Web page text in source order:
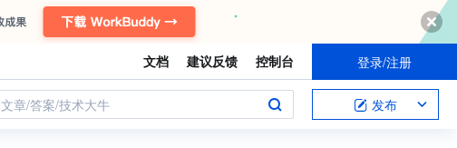
文档 建议反馈 控制台 登录/注册
文章/答案/技术大牛 发布